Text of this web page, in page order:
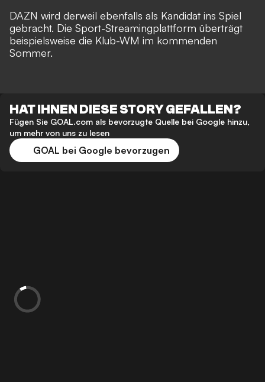
DAZN wird derweil ebenfalls als Kandidat ins Spiel
gebracht. Die Sport-Streamingplattform überträgt
beispielsweise die Klub-WM im kommenden
Sommer.
HAT IHNEN DIESE STORY GEFALLEN?
Fügen Sie GOAL.com als bevorzugte Quelle bei Google hinzu,
um mehr von uns zu lesen
GOAL bei Google bevorzugen